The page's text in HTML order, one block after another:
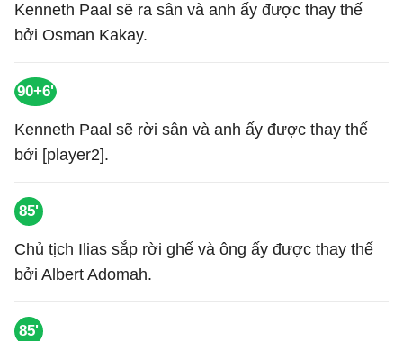
Kenneth Paal sẽ ra sân và anh ấy được thay thế
bởi Osman Kakay.
90+6'
Kenneth Paal sẽ rời sân và anh ấy được thay thế
bởi [player2].
85'
Chủ tịch Ilias sắp rời ghế và ông ấy được thay thế
bởi Albert Adomah.
85'